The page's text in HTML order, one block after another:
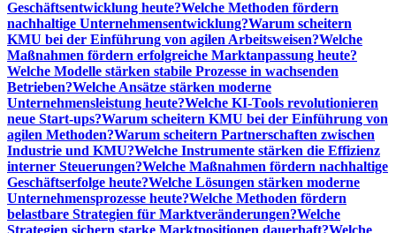
Geschäftsentwicklung heute?Welche Methoden fördern
nachhaltige Unternehmensentwicklung?Warum scheitern
KMU bei der Einführung von agilen Arbeitsweisen?Welche
Maßnahmen fördern erfolgreiche Marktanpassung heute?
Welche Modelle stärken stabile Prozesse in wachsenden
Betrieben?Welche Ansätze stärken moderne
Unternehmensleistung heute?Welche KI-Tools revolutionieren
neue Start-ups?Warum scheitern KMU bei der Einführung von
agilen Methoden?Warum scheitern Partnerschaften zwischen
Industrie und KMU?Welche Instrumente stärken die Effizienz
interner Steuerungen?Welche Maßnahmen fördern nachhaltige
Geschäftserfolge heute?Welche Lösungen stärken moderne
Unternehmensprozesse heute?Welche Methoden fördern
belastbare Strategien für Marktveränderungen?Welche
Strategien sichern starke Marktpositionen dauerhaft?Welche